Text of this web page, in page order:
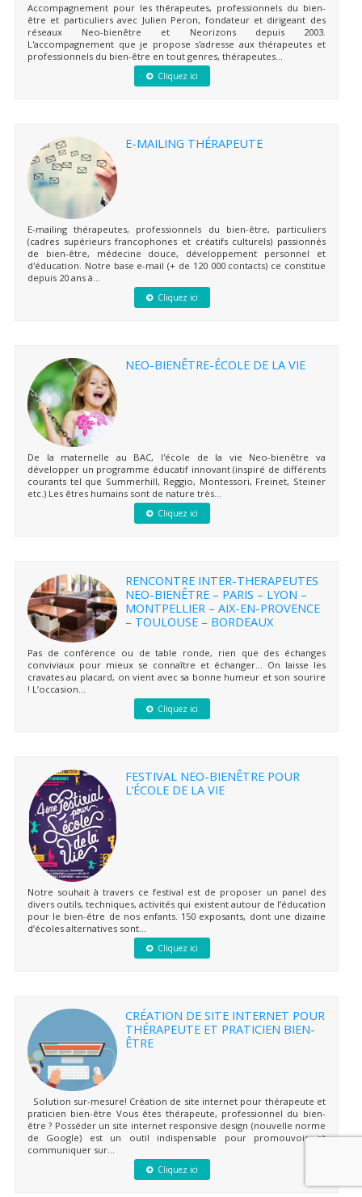
Accompagnement pour les thérapeutes, professionnels du bien-
être et particuliers avec Julien Peron, fondateur et dirigeant des
réseaux Neo-bienêtre et Neorizons depuis 2003.
L'accompagnement que je propose s'adresse aux thérapeutes et
professionnels du bien-être en tout genres, thérapeutes...
Cliquez ici
E-MAILING THÉRAPEUTE
E-mailing thérapeutes, professionnels du bien-être, particuliers
(cadres supérieurs francophones et créatifs culturels) passionnés
de bien-être, médecine douce, développement personnel et
d'éducation. Notre base e-mail (+ de 120 000 contacts) ce constitue
depuis 20 ans à...
Cliquez ici
NEO-BIENÊTRE-ÉCOLE DE LA VIE
De la maternelle au BAC, l'école de la vie Neo-bienêtre va
développer un programme éducatif innovant (inspiré de différents
courants tel que Summerhill, Reggio, Montessori, Freinet, Steiner
etc.) Les êtres humains sont de nature très...
Cliquez ici
RENCONTRE INTER-THERAPEUTES
NEO-BIENÊTRE – PARIS – LYON –
MONTPELLIER – AIX-EN-PROVENCE
– TOULOUSE – BORDEAUX
Pas de conférence ou de table ronde, rien que des échanges
conviviaux pour mieux se connaître et échanger… On laisse les
cravates au placard, on vient avec sa bonne humeur et son sourire
! L’occasion...
Cliquez ici
FESTIVAL NEO-BIENÊTRE POUR
L’ÉCOLE DE LA VIE
Notre souhait à travers ce festival est de proposer un panel des
divers outils, techniques, activités qui existent autour de l’éducation
pour le bien-être de nos enfants. 150 exposants, dont une dizaine
d’écoles alternatives sont...
Cliquez ici
CRÉATION DE SITE INTERNET POUR
THÉRAPEUTE ET PRATICIEN BIEN-
ÊTRE
Solution sur-mesure! Création de site internet pour thérapeute et
praticien bien-être Vous êtes thérapeute, professionnel du bien-
être ? Posséder un site internet responsive design (nouvelle norme
de Google) est un outil indispensable pour promouvoir et
communiquer sur...
Cliquez ici